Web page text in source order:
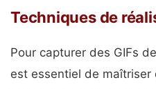
Techniques de
Pour capturer des GIFs de
est essentiel de maîtriser